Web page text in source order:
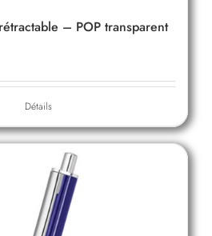
– POP transparent
Détails